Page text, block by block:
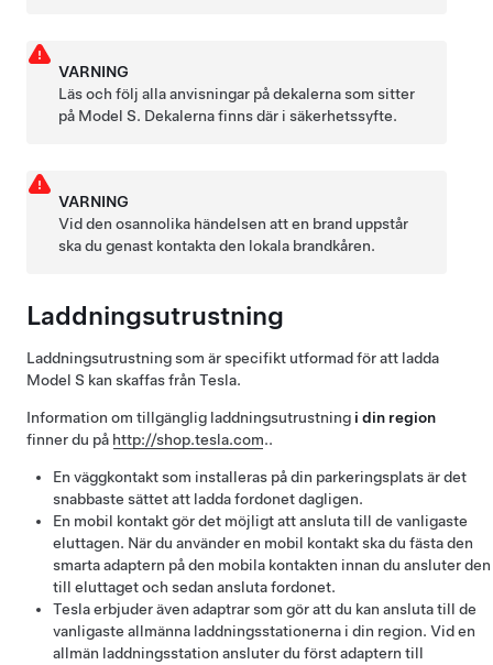
VARNING
Läs och följ alla anvisningar på dekalerna som sitter
på Model S. Dekalerna finns där i säkerhetssyfte.
VARNING
Vid den osannolika händelsen att en brand uppstår
ska du genast kontakta den lokala brandkåren.
Laddningsutrustning
Laddningsutrustning som är specifikt utformad för att ladda
Model S kan skaffas från Tesla.
Information om tillgänglig laddningsutrustning i din region
finner du på http://shop.tesla.com..
En väggkontakt som installeras på din parkeringsplats är det
snabbaste sättet att ladda fordonet dagligen.
En mobil kontakt gör det möjligt att ansluta till de vanligaste
eluttagen. När du använder en mobil kontakt ska du fästa den
smarta adaptern på den mobila kontakten innan du ansluter den
till eluttaget och sedan ansluta fordonet.
Tesla erbjuder även adaptrar som gör att du kan ansluta till de
vanligaste allmänna laddningsstationerna i din region. Vid en
allmän laddningsstation ansluter du först adaptern till